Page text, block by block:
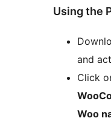
Using the
and
Click
Woo